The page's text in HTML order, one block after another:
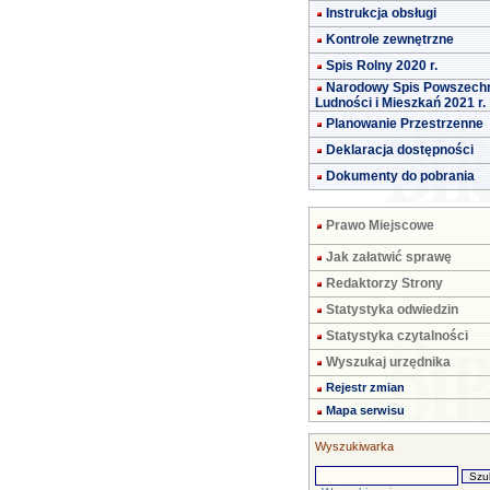
Instrukcja obsługi
Kontrole zewnętrzne
Spis Rolny 2020 r.
Narodowy Spis
Ludności i Mieszkań 2021 r.
Planowanie Przestrzenne
Deklaracja dostępności
Dokumenty do pobrania
Prawo Miejscowe
Jak załatwić sprawę
Redaktorzy Strony
Statystyka odwiedzin
Statystyka czytalności
Wyszukaj urzędnika
Rejestr zmian
Mapa serwisu
Wyszukiwarka